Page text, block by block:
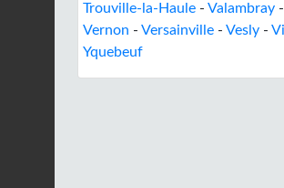
Trouville-la-Haule - Valambray -
Vernon - Versainville - Vesly -
Yquebeuf